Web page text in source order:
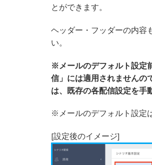
とができます。
ヘッダー・フッダーの内容
い。
※メールのデフォルト設定
信」には適用されませんの
は、既存の各配信設定を手
※メールのデフォルト設定
[設定後のイメージ]